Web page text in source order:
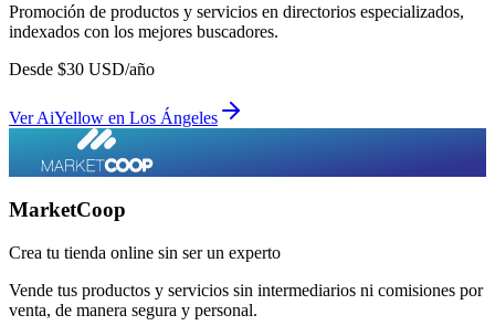
Promoción de productos y servicios en directorios especializados,
indexados con los mejores buscadores.
Desde $30 USD/año
VerAiYellow en Los Ángeles
MarketCoop
Crea tu tienda online sin ser un experto
Vende tus productos y servicios sin intermediarios ni comisiones por
venta, de manera segura y personal.